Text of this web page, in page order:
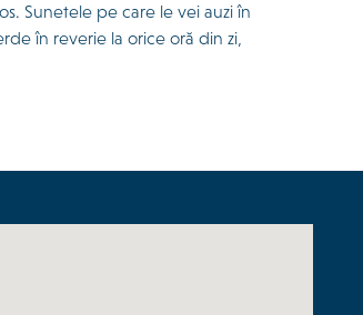
Sunetele pe care le vei auzi în
în reverie la orice oră din zi,